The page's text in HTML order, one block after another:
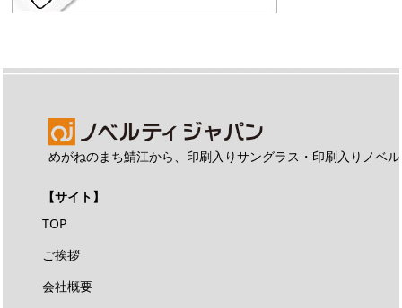
めがねのまち鯖江から、印刷入りサングラス・印刷入りノベ
【サイト】
TOP
ご挨拶
会社概要